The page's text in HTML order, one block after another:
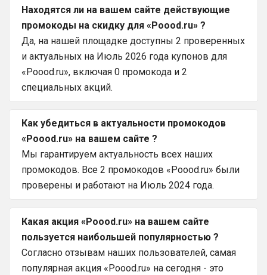
Находятся ли на вашем сайте действующие
промокоды на скидку для «Poood.ru» ?
Да, на нашей площадке доступны 2 проверенных
и актуальных на Июль 2026 года купонов для
«Poood.ru», включая 0 промокода и 2
специальных акций.
Как убедиться в актуальности промокодов
«Poood.ru» на вашем сайте ?
Мы гарантируем актуальность всех наших
промокодов. Все 2 промокодов «Poood.ru» были
проверены и работают на Июль 2024 года.
Какая акция «Poood.ru» на вашем сайте
пользуется наибольшей популярностью ?
Согласно отзывам наших пользователей, самая
популярная акция «Poood.ru» на сегодня - это